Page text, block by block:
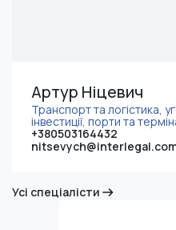
Артур Ніцевич
Транспорт та логістика,
інвестиції, порти та
+380503164432
Усі спеціалісти